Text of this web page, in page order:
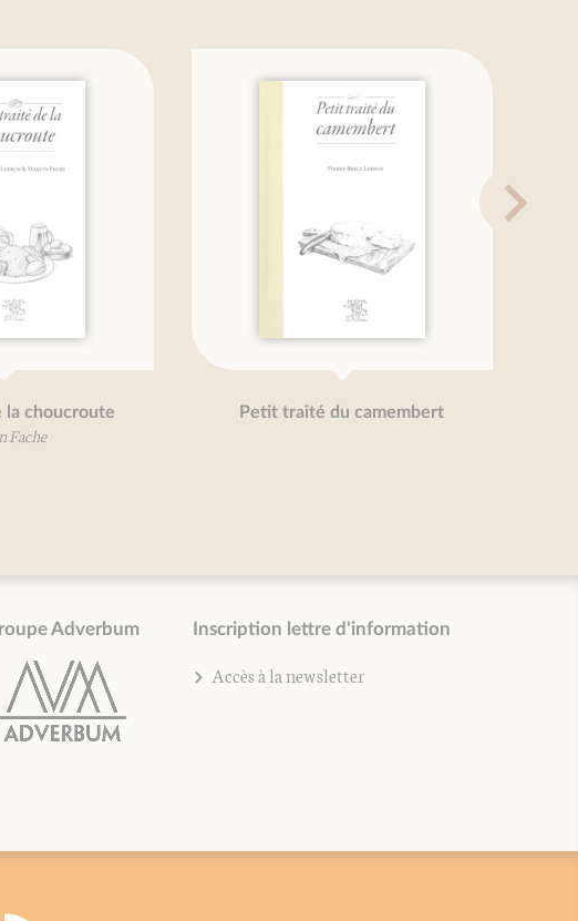
choucroute Petit traité du camembert
Adverbum Inscription lettre d'information
Accès à la newsletter